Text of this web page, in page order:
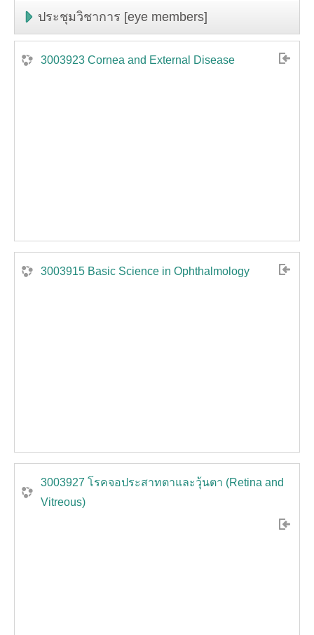
ประชุมวิชาการ [eye members]
3003923 Cornea and External Disease
3003915 Basic Science in Ophthalmology
3003927 โรคจอประสาทตาและวุ้นตา (Retina and
Vitreous)